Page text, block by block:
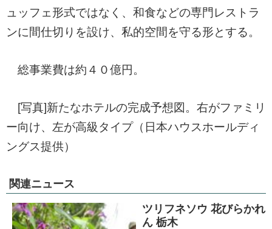
ュッフェ形式ではなく、和食などの専門レストラ
ンに間仕切りを設け、私的空間を守る形とする。
総事業費は約４０億円。
[写真]新たなホテルの完成予想図。右がファミリ
ー向け、左が高級タイプ（日本ハウスホールディ
ングス提供）
関連ニュース
ツリフネソウ 花びらかれ
ん 栃木